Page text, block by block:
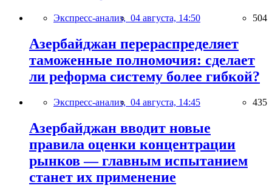
Экспресс-анализ, 04 августа, 14:50 504
Азербайджан перераспределяет
таможенные полномочия: сделает
ли реформа систему более гибкой?
Экспресс-анализ, 04 августа, 14:45 435
Азербайджан вводит новые
правила оценки концентрации
рынков — главным испытанием
станет их применение